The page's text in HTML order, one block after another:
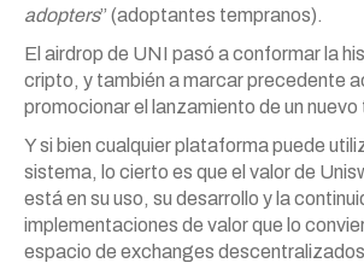
adopters” (adoptantes tempranos).
El airdrop de UNI pasó a conformar la
cripto, y también a marcar precedente
promocionar el lanzamiento de un nuevo
Y si bien cualquier plataforma puede
sistema, lo cierto es que el valor de
está en su uso, su desarrollo y la
implementaciones de valor que lo
espacio de exchanges